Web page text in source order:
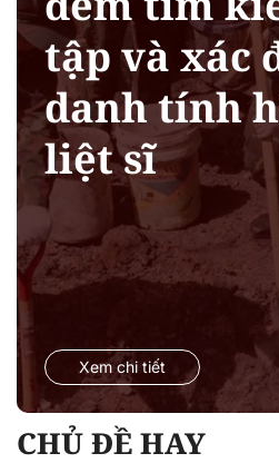
tập và xác
danh tính
liệt sĩ
Xem chi tiết
CHỦ ĐỀ HAY